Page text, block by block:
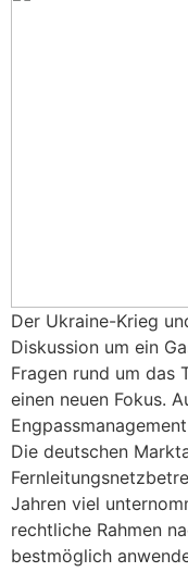
Der Ukraine-Krieg
Diskussion um ein
Fragen rund um das
einen neuen Fokus.
Die deutschen
Jahren viel
rechtliche Rahmen
bestmöglich